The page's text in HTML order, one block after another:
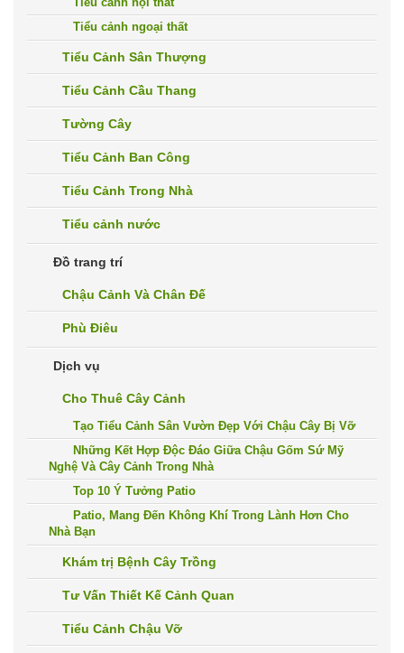
Tiểu cảnh ngoại thất
Tiểu Cảnh Sân Thượng
Tiểu Cảnh Cầu Thang
Tường Cây
Tiểu Cảnh Ban Công
Tiểu Cảnh Trong Nhà
Tiểu cảnh nước
Đồ trang trí
Chậu Cảnh Và Chân Đế
Phù Điêu
Dịch vụ
Cho Thuê Cây Cảnh
Tạo Tiểu Cảnh Sân Vườn Đẹp Với Chậu Cây Bị Vỡ
Những Kết Hợp Độc Đáo Giữa Chậu Gốm Sứ Mỹ
Nghệ Và Cây Cảnh Trong Nhà
Top 10 Ý Tưởng Patio
Patio, Mang Đến Không Khí Trong Lành Hơn Cho
Nhà Bạn
Khám trị Bệnh Cây Trồng
Tư Vấn Thiết Kế Cảnh Quan
Tiểu Cảnh Chậu Vỡ